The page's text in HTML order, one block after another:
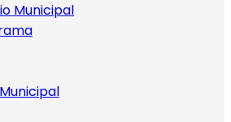
Municipal